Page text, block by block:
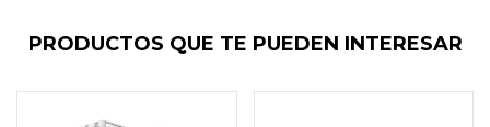
PRODUCTOS QUE TE PUEDEN INTERESAR